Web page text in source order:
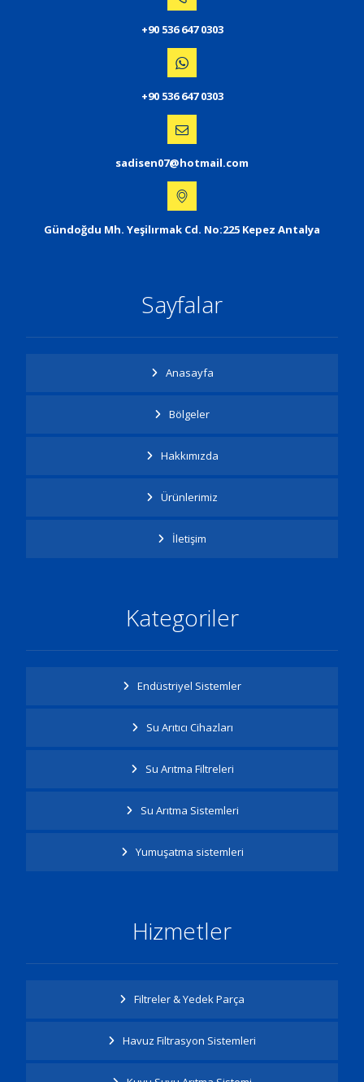
+90 536 647 0303
+90 536 647 0303
sadisen07@hotmail.com
Gündoğdu Mh. Yeşilırmak Cd. No:225 Kepez Antalya
Sayfalar
Anasayfa
Bölgeler
Hakkımızda
Ürünlerimiz
İletişim
Kategoriler
Endüstriyel Sistemler
Su Arıtıcı Cihazları
Su Arıtma Filtreleri
Su Arıtma Sistemleri
Yumuşatma sistemleri
Hizmetler
Filtreler & Yedek Parça
Havuz Filtrasyon Sistemleri